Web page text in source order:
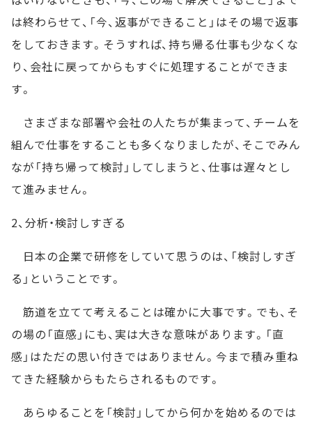
は終わらせて、「今、返事ができること」はその場で返事
をしておきます。そうすれば、持ち帰る仕事も少なくな
り、会社に戻ってからもすぐに処理することができま
す。
さまざまな部署や会社の人たちが集まって、チームを
組んで仕事をすることも多くなりましたが、そこでみん
なが「持ち帰って検討」してしまうと、仕事は遅々とし
て進みません。
2、分析・検討しすぎる
日本の企業で研修をしていて思うのは、「検討しすぎ
る」ということです。
筋道を立てて考えることは確かに大事です。でも、そ
の場の「直感」にも、実は大きな意味があります。「直
感」はただの思い付きではありません。今まで積み重ね
てきた経験からもたらされるものです。
あらゆることを「検討」してから何かを始めるのでは